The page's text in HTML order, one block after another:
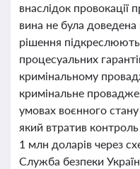
внаслідок провокації
вина не була
рішення
процесуальних
кримінальному
кримінальне
умовах воєнного
який втратив
1 млн доларів через
Служба безпеки